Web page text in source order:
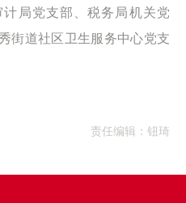
局党支部、税务局机关党
街道社区卫生服务中心党支
责任编辑：钮琦